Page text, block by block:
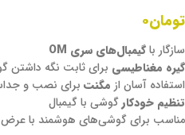
تومان۰
سازگار باگیمبال‌های سری OM
گیره مغناطیسی برای ثابت نگه داشتن
استفاده آسان از مگنت برای نصب و
تنظیم خودکارگوشی با گیمبال
مناسب برای گوشی‌های هوشمند با عرض